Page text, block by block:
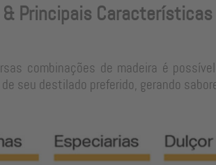
Principais Características
combinações de madeira é
seu destilado preferido, gerando